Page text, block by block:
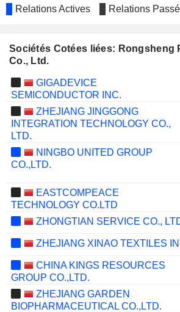
Relations Actives Relations
Sociétés Cotées liées: Rongsheng
Co., Ltd.
GIGADEVICE
SEMICONDUCTOR INC.
ZHEJIANG JINGGONG
INTEGRATION TECHNOLOGY CO.,
LTD.
NINGBO UNITED GROUP
CO.,LTD.
EASTCOMPEACE
TECHNOLOGY CO.LTD
ZHONGTIAN SERVICE CO.,
ZHEJIANG XINAO TEXTILES
CHINA KINGS RESOURCES
GROUP CO.,LTD.
ZHEJIANG GARDEN
BIOPHARMACEUTICAL CO.,LTD.